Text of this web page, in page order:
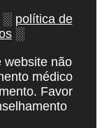
política de
░
website não
médico
Favor